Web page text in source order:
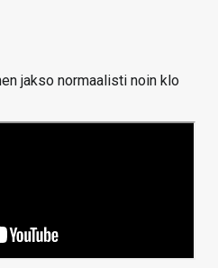
jakso normaalisti noin klo